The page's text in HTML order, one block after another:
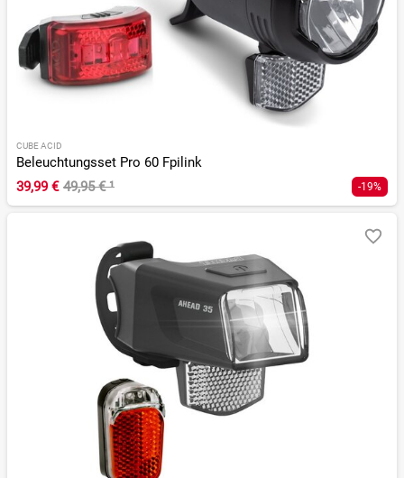
CUBE ACID
Beleuchtungsset Pro 60 Fpilink
39,99 € 49,95 €¹ -19%